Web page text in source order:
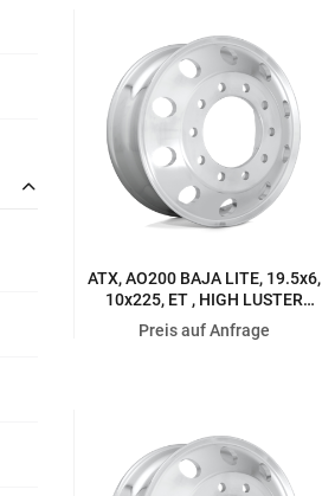
ATX, AO200 BAJA LITE, 19.5x6,
10x225, ET , HIGH LUSTER
POLISHED
Preis auf Anfrage